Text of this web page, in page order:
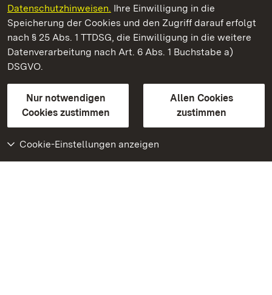
Datenschutzhinweisen. Ihre Einwilligung in die
Speicherung der Cookies und den Zugriff darauf erfolgt
nach § 25 Abs. 1 TTDSG, die Einwilligung in die weitere
Datenverarbeitung nach Art. 6 Abs. 1 Buchstabe a)
DSGVO.
Nur notwendigen
Cookies zustimmen
Allen Cookies
zustimmen
Cookie-Einstellungen anzeigen
Staatliche Schlösser und Gärten Baden‑Württemberg
Staatliche Schlösser und Gärten Baden-Württemberg
Kontakt
GebärdenspracheLeichte Sprache
Erklärung zur Barrierefreiheit
BITV-konform (geprüfte Seiten)
Weiteres